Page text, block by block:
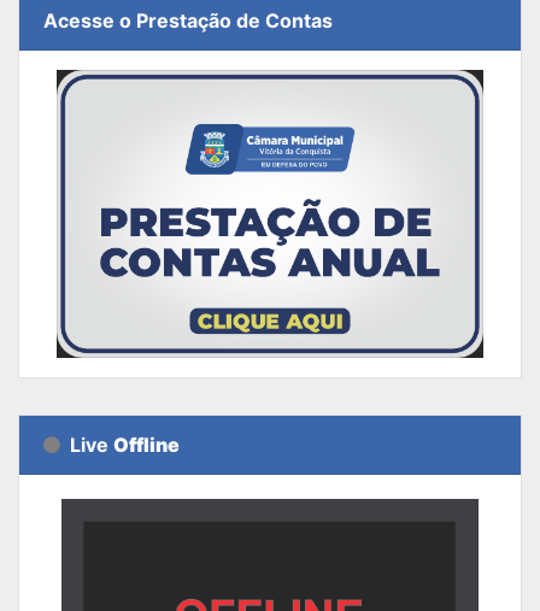
Acesse o Prestação de Contas
Live Offline